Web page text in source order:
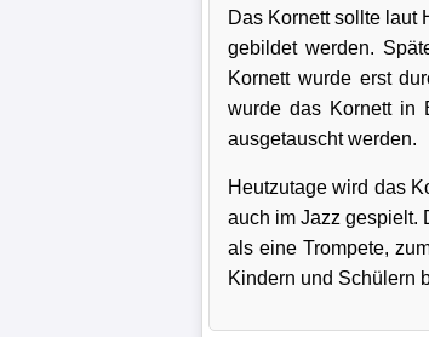
Das Kornett sollte laut
gebildet werden.
Kornett wurde erst
wurde das Kornett in
ausgetauscht werden.
Heutzutage wird das
auch im Jazz gespielt.
als eine Trompete,
Kindern und Schülern